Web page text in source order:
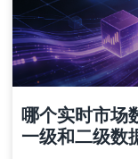
哪个实时市场
一级和二级数